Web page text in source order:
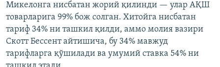
Микелонга нисбатан жорий қилинди — улар АҚШ
товарларига 99% бож солган. Хитойга нисбатан
тариф 34% ни ташкил қилди, аммо молия вазири
Скотт Бессент айтишича, бу 34% мавжуд
тарифларга қўшилади ва умумий ставка 54% ни